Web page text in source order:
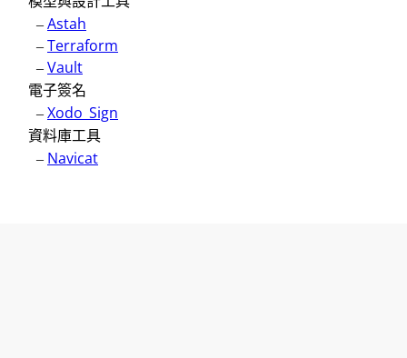
–Astah
–Terraform
–Vault
電子簽名
–Xodo_Sign
資料庫工具
– Navicat